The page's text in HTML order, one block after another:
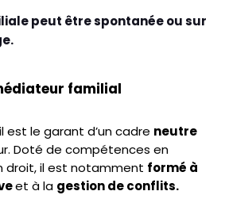
peut être spontanée ou sur
familial
est le garant d’un cadre neutre
Doté de compétences en
droit, il est notamment formé à
et à la gestion de conflits.